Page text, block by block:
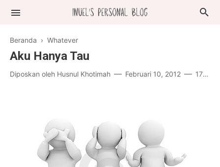
Beranda › Whatever
Aku Hanya Tau
Diposkan oleh Husnul Khotimah Februari 10, 2012 17 komentar